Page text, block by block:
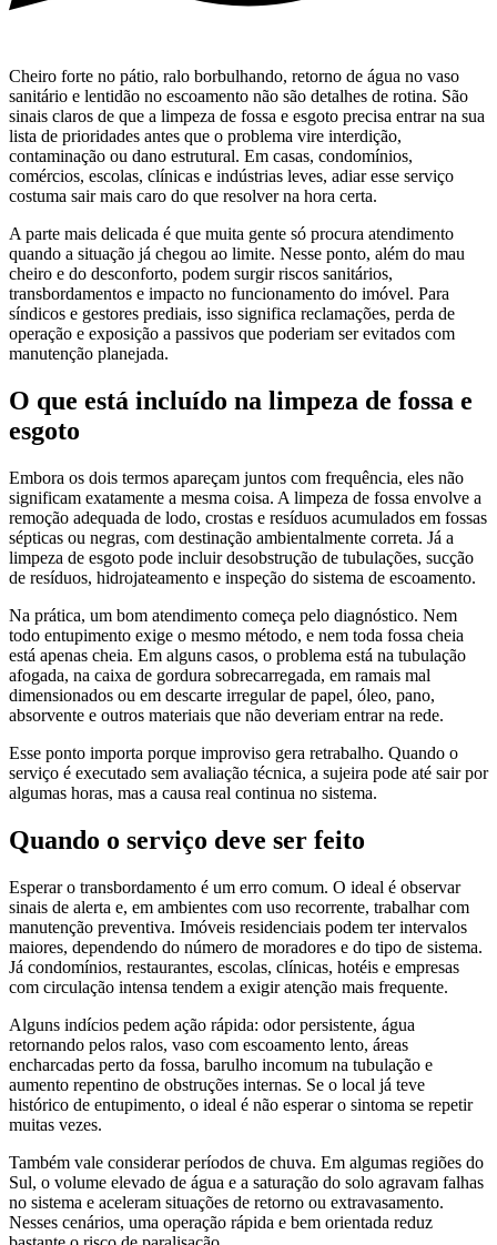
Cheiro forte no pátio, ralo borbulhando, retorno de água no vaso
sanitário e lentidão no escoamento não são detalhes de rotina. São
sinais claros de que a limpeza de fossa e esgoto precisa entrar na sua
lista de prioridades antes que o problema vire interdição,
contaminação ou dano estrutural. Em casas, condomínios,
comércios, escolas, clínicas e indústrias leves, adiar esse serviço
costuma sair mais caro do que resolver na hora certa.
A parte mais delicada é que muita gente só procura atendimento
quando a situação já chegou ao limite. Nesse ponto, além do mau
cheiro e do desconforto, podem surgir riscos sanitários,
transbordamentos e impacto no funcionamento do imóvel. Para
síndicos e gestores prediais, isso significa reclamações, perda de
operação e exposição a passivos que poderiam ser evitados com
manutenção planejada.
O que está incluído na limpeza de fossa e
esgoto
Embora os dois termos apareçam juntos com frequência, eles não
significam exatamente a mesma coisa. A limpeza de fossa envolve a
remoção adequada de lodo, crostas e resíduos acumulados em fossas
sépticas ou negras, com destinação ambientalmente correta. Já a
limpeza de esgoto pode incluir desobstrução de tubulações, sucção
de resíduos, hidrojateamento e inspeção do sistema de escoamento.
Na prática, um bom atendimento começa pelo diagnóstico. Nem
todo entupimento exige o mesmo método, e nem toda fossa cheia
está apenas cheia. Em alguns casos, o problema está na tubulação
afogada, na caixa de gordura sobrecarregada, em ramais mal
dimensionados ou em descarte irregular de papel, óleo, pano,
absorvente e outros materiais que não deveriam entrar na rede.
Esse ponto importa porque improviso gera retrabalho. Quando o
serviço é executado sem avaliação técnica, a sujeira pode até sair por
algumas horas, mas a causa real continua no sistema.
Quando o serviço deve ser feito
Esperar o transbordamento é um erro comum. O ideal é observar
sinais de alerta e, em ambientes com uso recorrente, trabalhar com
manutenção preventiva. Imóveis residenciais podem ter intervalos
maiores, dependendo do número de moradores e do tipo de sistema.
Já condomínios, restaurantes, escolas, clínicas, hotéis e empresas
com circulação intensa tendem a exigir atenção mais frequente.
Alguns indícios pedem ação rápida: odor persistente, água
retornando pelos ralos, vaso com escoamento lento, áreas
encharcadas perto da fossa, barulho incomum na tubulação e
aumento repentino de obstruções internas. Se o local já teve
histórico de entupimento, o ideal é não esperar o sintoma se repetir
muitas vezes.
Também vale considerar períodos de chuva. Em algumas regiões do
Sul, o volume elevado de água e a saturação do solo agravam falhas
no sistema e aceleram situações de retorno ou extravasamento.
Nesses cenários, uma operação rápida e bem orientada reduz